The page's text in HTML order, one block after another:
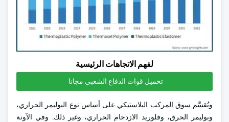
لفهم الاتجاهات الرئيسية
تحميل قوات الدفاع الشعبي مجانا
وتُقسَّم سوق المركب البلاستيكي على أساس نوع البوليمر الحراري،
وبوليمر الحرق، وفلوريد الازدحام الحراري، وغير ذلك. وفي الآونة